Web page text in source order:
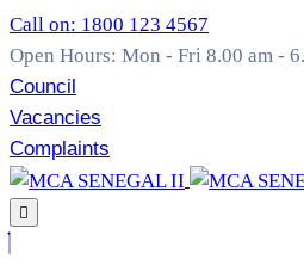
Call on: 1800 123 4567
Open Hours: Mon - Fri 8.00 am -
Council
Vacancies
Complaints